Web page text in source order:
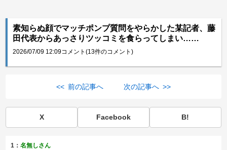
素知らぬ顔でマッチポンプ質問をやらかした某記者、藤
田代表からあっさりツッコミを食らってしまい……
2026/07/09 12:09コメント(13件のコメント)
<< 前の記事へ 次の記事へ >>
X Facebook B!
1：名無しさん